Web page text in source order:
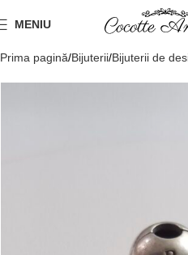
MENIU
Prima pagină Bijuterii Bijuterii de